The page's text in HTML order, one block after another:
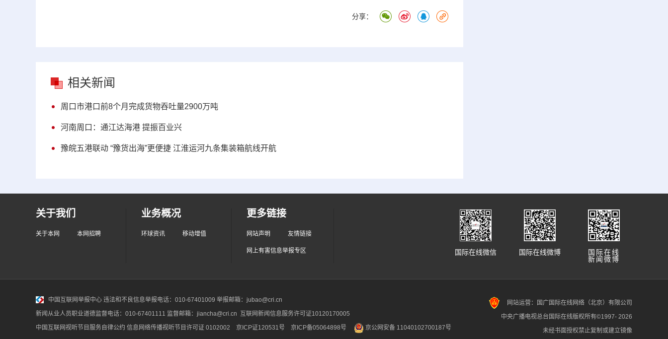
分享：
相关新闻
周口市港口前8个月完成货物吞吐量2900万吨
河南周口：通江达海港 提振百业兴
豫皖五港联动 “豫货出海”更便捷 江淮运河九条集装箱航线开航
关于我们
关于本网 本网招聘
业务概况
环球资讯 移动增值
更多链接
网站声明 友情链接
网上有害信息举报专区
国际在线
新闻微博
国际在线微博
国际在线微信
中国互联网举报中心 违法和不良信息举报电话：010-67401009 举报邮箱：jubao@cri.cn
新闻从业人员职业道德监督电话：010-67401111 监督邮箱：jiancha@cri.cn 互联网新闻信息服务许可证10120170005
中国互联网视听节目服务自律公约 信息网络传播视听节目许可证 0102002 京ICP证120531号 京ICP备05064898号 京公网安备 11040102700187号
网站运营：国广国际在线网络（北京）有限公司
中央广播电视总台国际在线版权所有©1997- 2026
未经书面授权禁止复制或建立镜像